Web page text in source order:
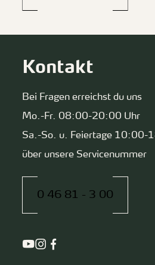
Kontakt
Bei Fragen erreichst du uns
Mo.-Fr. 08:00-20:00 Uhr
Sa.-So. u. Feiertage 10:00-
über unsere Servicenummer
0 46 81 - 3 00